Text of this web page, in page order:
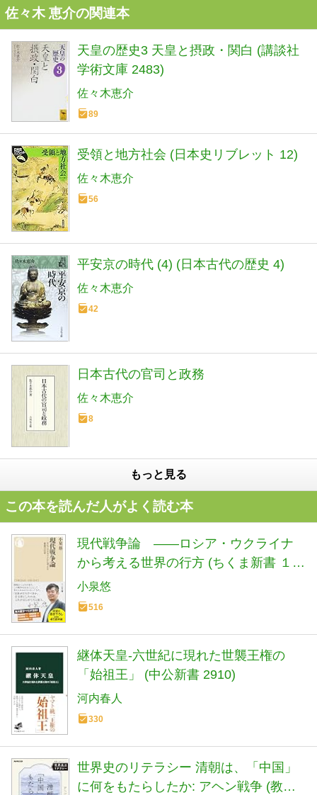
佐々木 恵介の関連本
天皇の歴史3 天皇と摂政・関白 (講談社
学術文庫 2483)
佐々木恵介
89
受領と地方社会 (日本史リブレット 12)
佐々木恵介
56
平安京の時代 (4) (日本古代の歴史 4)
佐々木恵介
42
日本古代の官司と政務
佐々木恵介
8
もっと見る
この本を読んだ人がよく読む本
現代戦争論 ――ロシア・ウクライナ
から考える世界の行方 (ちくま新書 １９
００)
小泉悠
516
継体天皇-六世紀に現れた世襲王権の
「始祖王」 (中公新書 2910)
河内春人
330
世界史のリテラシー 清朝は、「中国」
に何をもたらしたか: アヘン戦争 (教